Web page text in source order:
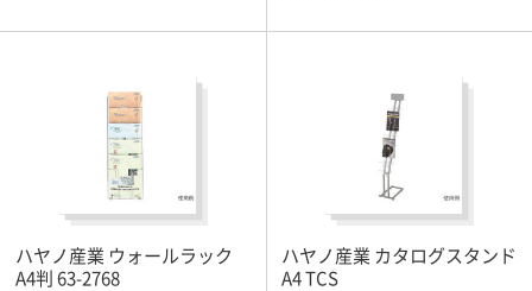
ハヤノ産業 ウォールラック
A4判 63-2768
ハヤノ産業 カタログスタンド
A4 TCS